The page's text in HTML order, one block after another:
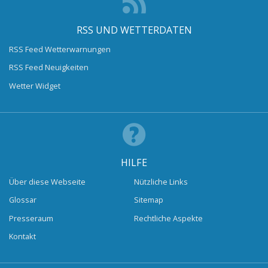
RSS UND WETTERDATEN
RSS Feed Wetterwarnungen
RSS Feed Neuigkeiten
Wetter Widget
HILFE
Über diese Webseite
Glossar
Presseraum
Kontakt
Nützliche Links
Sitemap
Rechtliche Aspekte